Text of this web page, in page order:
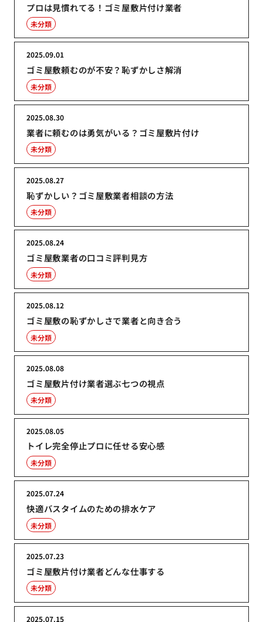
プロは見慣れてる！ゴミ屋敷片付け業者
未分類
ゴミ屋敷頼むのが不安？恥ずかしさ解消
2025.09.01
未分類
業者に頼むのは勇気がいる？ゴミ屋敷片付け
2025.08.30
未分類
恥ずかしい？ゴミ屋敷業者相談の方法
2025.08.27
未分類
ゴミ屋敷業者の口コミ評判見方
2025.08.24
未分類
ゴミ屋敷の恥ずかしさで業者と向き合う
2025.08.12
未分類
ゴミ屋敷片付け業者選ぶ七つの視点
2025.08.08
未分類
トイレ完全停止プロに任せる安心感
2025.08.05
未分類
快適バスタイムのための排水ケア
2025.07.24
未分類
ゴミ屋敷片付け業者どんな仕事する
2025.07.23
未分類
2025.07.15